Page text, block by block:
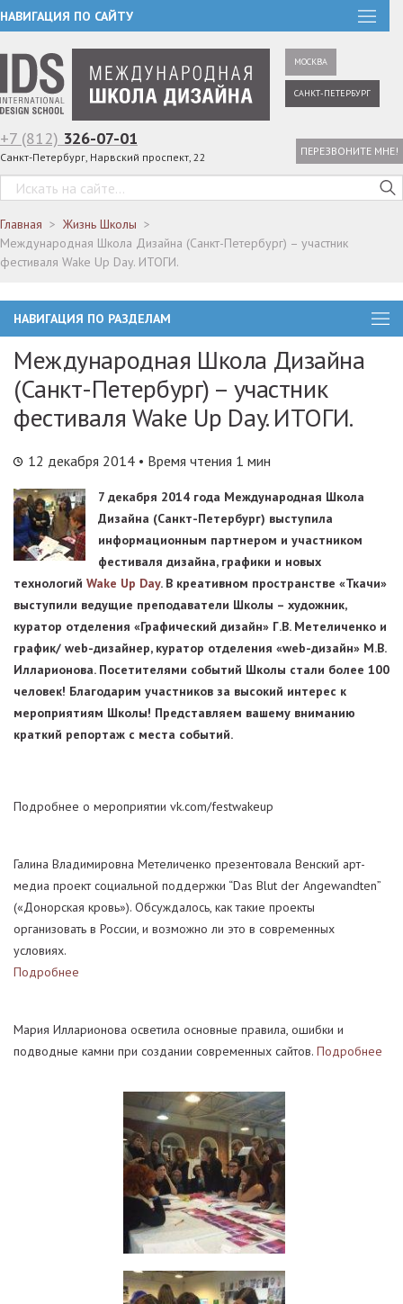
НАВИГАЦИЯ ПО САЙТУ
МОСКВА
САНКТ-ПЕТЕРБУРГ
+7 (812) 326-07-01
Санкт-Петербург, Нарвский проспект, 22 ПЕРЕЗВОНИТЕ МНЕ!
Главная
Жизнь Школы
Международная Школа Дизайна (Санкт-Петербург) – участник
фестиваля Wake Up Day. ИТОГИ.
НАВИГАЦИЯ ПО РАЗДЕЛАМ
Международная Школа Дизайна
(Санкт-Петербург) – участник
фестиваля Wake Up Day. ИТОГИ.
12 декабря 2014 • Время чтения 1 мин
7 декабря 2014 года Международная Школа
Дизайна (Санкт-Петербург) выступила
информационным партнером и участником
фестиваля дизайна, графики и новых
технологий Wake Up Day. В креативном пространстве «Ткачи»
выступили ведущие преподаватели Школы – художник,
куратор отделения «Графический дизайн» Г.В. Метеличенко и
график/ web-дизайнер, куратор отделения «web-дизайн» М.В.
Илларионова. Посетителями событий Школы стали более 100
человек! Благодарим участников за высокий интерес к
мероприятиям Школы! Представляем вашему вниманию
краткий репортаж с места событий.
Подробнее о мероприятии vk.com/festwakeup
Галина Владимировна Метеличенко презентовала Венский арт-
медиа проект социальной поддержки “Das Blut der Angewandten”
(«Донорская кровь»). Обсуждалось, как такие проекты
организовать в России, и возможно ли это в современных
условиях.
Подробнее
Мария Илларионова осветила основные правила, ошибки и
подводные камни при создании современных сайтов. Подробнее